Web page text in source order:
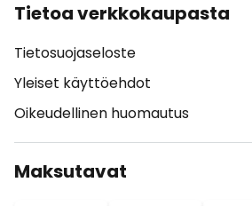
Tietoa verkkokaupasta
Tietosuojaseloste
Yleiset käyttöehdot
Oikeudellinen huomautus
Maksutavat